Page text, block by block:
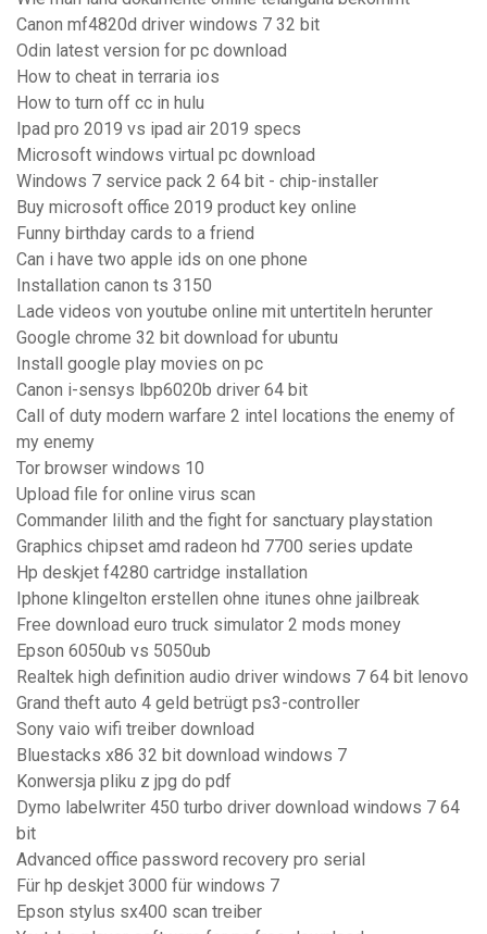
Canon mf4820d driver windows 7 32 bit
Odin latest version for pc download
How to cheat in terraria ios
How to turn off cc in hulu
Ipad pro 2019 vs ipad air 2019 specs
Microsoft windows virtual pc download
Windows 7 service pack 2 64 bit - chip-installer
Buy microsoft office 2019 product key online
Funny birthday cards to a friend
Can i have two apple ids on one phone
Installation canon ts 3150
Lade videos von youtube online mit untertiteln herunter
Google chrome 32 bit download for ubuntu
Install google play movies on pc
Canon i-sensys lbp6020b driver 64 bit
Call of duty modern warfare 2 intel locations the enemy of
my enemy
Tor browser windows 10
Upload file for online virus scan
Commander lilith and the fight for sanctuary playstation
Graphics chipset amd radeon hd 7700 series update
Hp deskjet f4280 cartridge installation
Iphone klingelton erstellen ohne itunes ohne jailbreak
Free download euro truck simulator 2 mods money
Epson 6050ub vs 5050ub
Realtek high definition audio driver windows 7 64 bit lenovo
Grand theft auto 4 geld betrügt ps3-controller
Sony vaio wifi treiber download
Bluestacks x86 32 bit download windows 7
Konwersja pliku z jpg do pdf
Dymo labelwriter 450 turbo driver download windows 7 64
bit
Advanced office password recovery pro serial
Für hp deskjet 3000 für windows 7
Epson stylus sx400 scan treiber